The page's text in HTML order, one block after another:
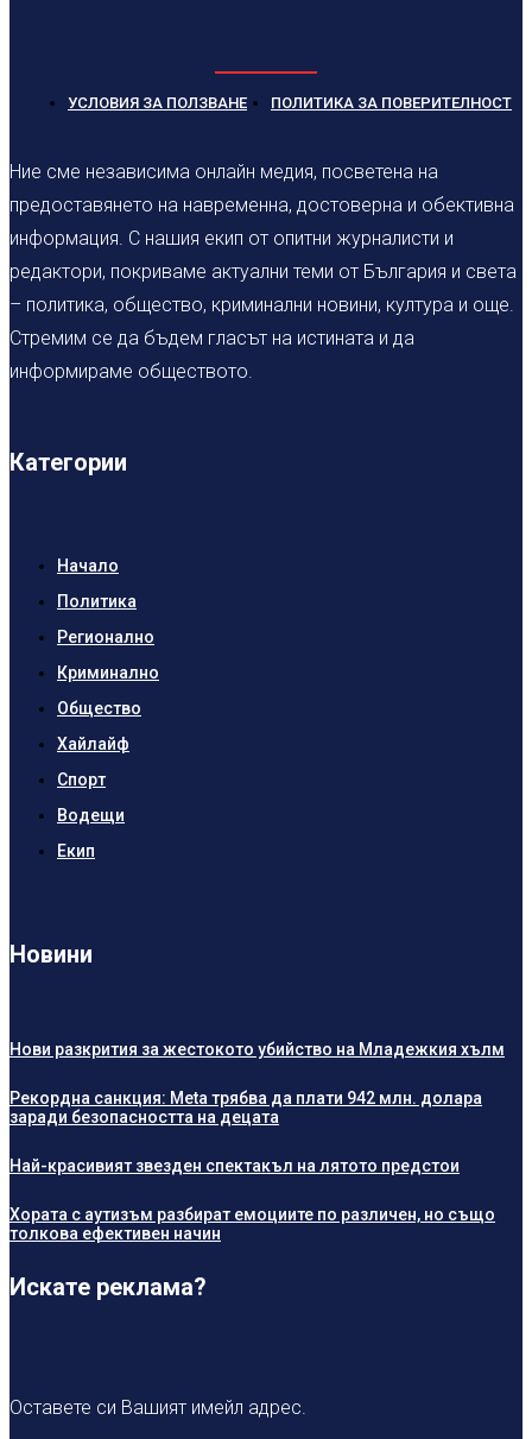
УСЛОВИЯ ЗА ПОЛЗВАНЕ ПОЛИТИКА ЗА ПОВЕРИТЕЛНОСТ
Ние сме независима онлайн медия, посветена на
предоставянето на навременна, достоверна и обективна
информация. С нашия екип от опитни журналисти и
редактори, покриваме актуални теми от България и света
– политика, общество, криминални новини, култура и още.
Стремим се да бъдем гласът на истината и да
информираме обществото.
Категории
Начало
Политика
Регионално
Криминално
Общество
Хайлайф
Спорт
Водещи
Екип
Новини
Нови разкрития за жестокото убийство на Младежкия хълм
Рекордна санкция: Meta трябва да плати 942 млн. долара
заради безопасността на децата
Най-красивият звезден спектакъл на лятото предстои
Хората с аутизъм разбират емоциите по различен, но също
толкова ефективен начин
Искате реклама?
Оставете си Вашият имейл адрес.